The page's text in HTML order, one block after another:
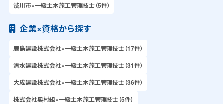
渋川市×一級土木施工管理技士（5件）
企業×資格から探す
鹿島建設株式会社×一級土木施工管理技士（17件）
清水建設株式会社×一級土木施工管理技士（31件）
大成建設株式会社×一級土木施工管理技士（36件）
株式会社奥村組×一級土木施工管理技士（5件）